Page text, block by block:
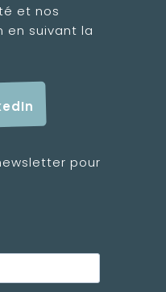
et nos
en suivant la
pour